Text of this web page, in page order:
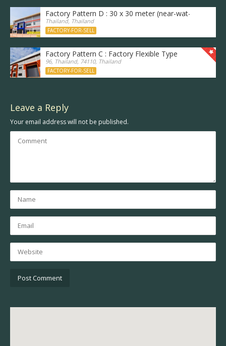
Factory Pattern D : 30 x 30 meter (near-wat-kaerai)
Thailand, Thailand
FACTORY-FOR-SELL
Factory Pattern C : Factory Flexible Type
96, Thailand, 74110, Thailand
FACTORY-FOR-SELL
Leave a Reply
Your email address will not be published.